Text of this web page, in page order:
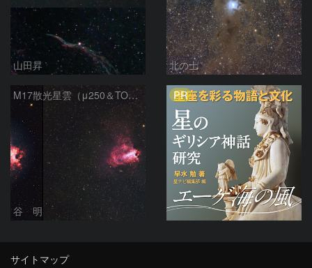
山田昇 北の士
M17散光星雲（μ250＆TOA130）
谷 明
PR
サイトマップ